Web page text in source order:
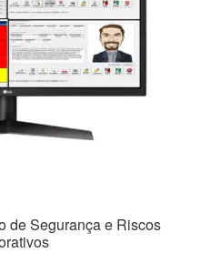
de Segurança e Riscos